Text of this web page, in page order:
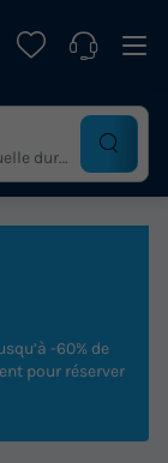
duree
-60% de
pour réserver